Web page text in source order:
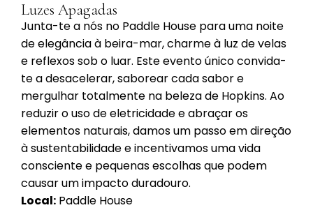
Luzes Apagadas
Junta-te a nós no Paddle House para uma noite
de elegância à beira-mar, charme à luz de velas
e reflexos sob o luar. Este evento único convida-
te a desacelerar, saborear cada sabor e
mergulhar totalmente na beleza de Hopkins. Ao
reduzir o uso de eletricidade e abraçar os
elementos naturais, damos um passo em direção
à sustentabilidade e incentivamos uma vida
consciente e pequenas escolhas que podem
causar um impacto duradouro.
Local: Paddle House